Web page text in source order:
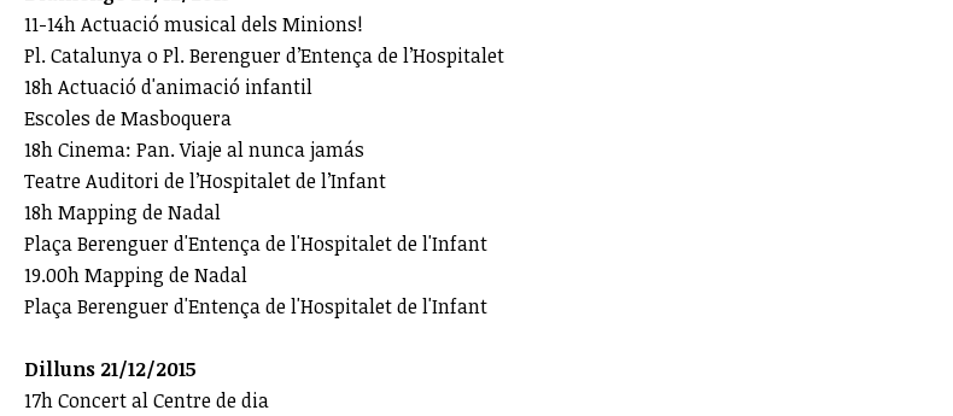
11-14h Actuació musical dels Minions!
Pl. Catalunya o Pl. Berenguer d’Entença de l’Hospitalet
18h Actuació d'animació infantil
Escoles de Masboquera
18h Cinema: Pan. Viaje al nunca jamás
Teatre Auditori de l’Hospitalet de l’Infant
18h Mapping de Nadal
Plaça Berenguer d'Entença de l'Hospitalet de l'Infant
19.00h Mapping de Nadal
Plaça Berenguer d'Entença de l'Hospitalet de l'Infant
Dilluns 21/12/2015
17h Concert al Centre de dia